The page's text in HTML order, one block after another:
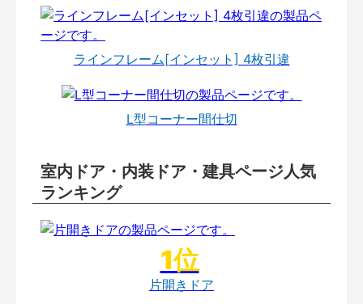
ラインフレーム[インセット] 4枚引違
L型コーナー間仕切
室内ドア・内装ドア・建具ページ人気
ランキング
片開きドア